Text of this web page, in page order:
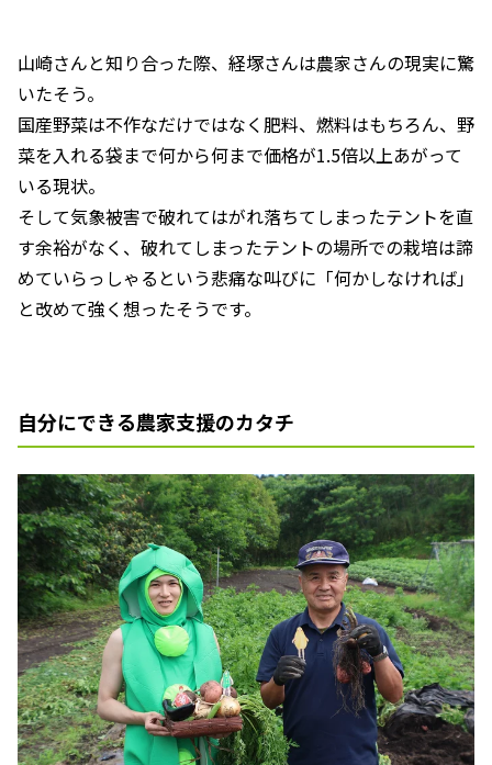
山崎さんと知り合った際、経塚さんは農家さんの現実に驚
いたそう。
国産野菜は不作なだけではなく肥料、燃料はもちろん、野
菜を入れる袋まで何から何まで価格が1.5倍以上あがって
いる現状。
そして気象被害で破れてはがれ落ちてしまったテントを直
す余裕がなく、破れてしまったテントの場所での栽培は諦
めていらっしゃるという悲痛な叫びに「何かしなければ」
と改めて強く想ったそうです。
自分にできる農家支援のカタチ